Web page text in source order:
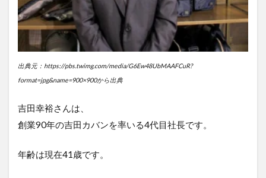
出典元：https://pbs.twimg.com/media/G6Ew48UbMAAFCuR?
format=jpg&name=900×900から出典
吉田幸裕さんは、
創業90年の吉田カバンを率いる4代目社長です。
年齢は現在41歳です。